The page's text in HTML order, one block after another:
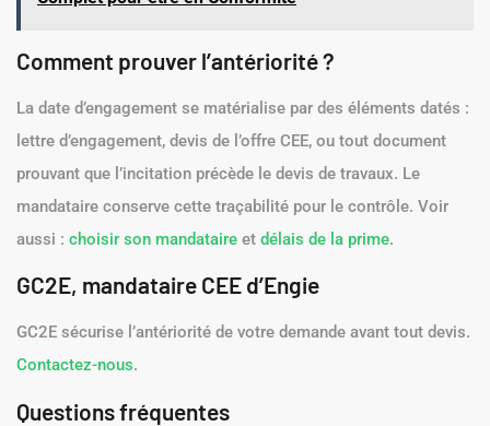
Comment prouver l’antériorité ?
La date d’engagement se matérialise par des éléments datés :
lettre d’engagement, devis de l’offre CEE, ou tout document
prouvant que l’incitation précède le devis de travaux. Le
mandataire conserve cette traçabilité pour le contrôle. Voir
aussi : choisir son mandataire et délais de la prime.
GC2E, mandataire CEE d’Engie
GC2E sécurise l’antériorité de votre demande avant tout devis.
Contactez-nous.
Questions fréquentes